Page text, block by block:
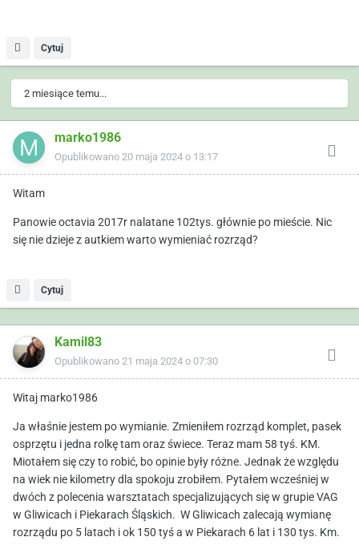
Cytuj
2 miesiące temu...
marko1986
Opublikowano 20 maja 2024 o 13:17
Witam
Panowie octavia 2017r nalatane 102tys. głównie po mieście. Nic
się nie dzieje z autkiem warto wymieniać rozrząd?
Cytuj
Kamil83
Opublikowano 21 maja 2024 o 07:30
Witaj marko1986
Ja właśnie jestem po wymianie. Zmieniłem rozrząd komplet, pasek
osprzętu i jedna rolkę tam oraz świece. Teraz mam 58 tyś. KM.
Miotałem się czy to robić, bo opinie były różne. Jednak że względu
na wiek nie kilometry dla spokoju zrobiłem. Pytałem wcześniej w
dwóch z polecenia warsztatach specjalizujących się w grupie VAG
w Gliwicach i Piekarach Śląskich. W Gliwicach zalecają wymianę
rozrządu po 5 latach i ok 150 tyś a w Piekarach 6 lat i 130 tys. Km.